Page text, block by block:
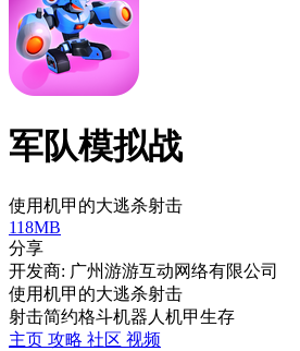
军队模拟战
使用机甲的大逃杀射击
118MB
分享
开发商: 广州游游互动网络有限公司
使用机甲的大逃杀射击
射击简约格斗机器人 机甲生存
主页 攻略 社区 视频